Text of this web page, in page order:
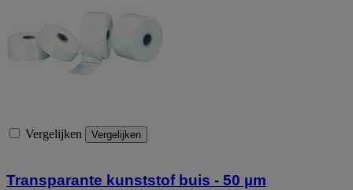
Vergelijken Vergelijken
Transparante kunststof buis - 50 µm